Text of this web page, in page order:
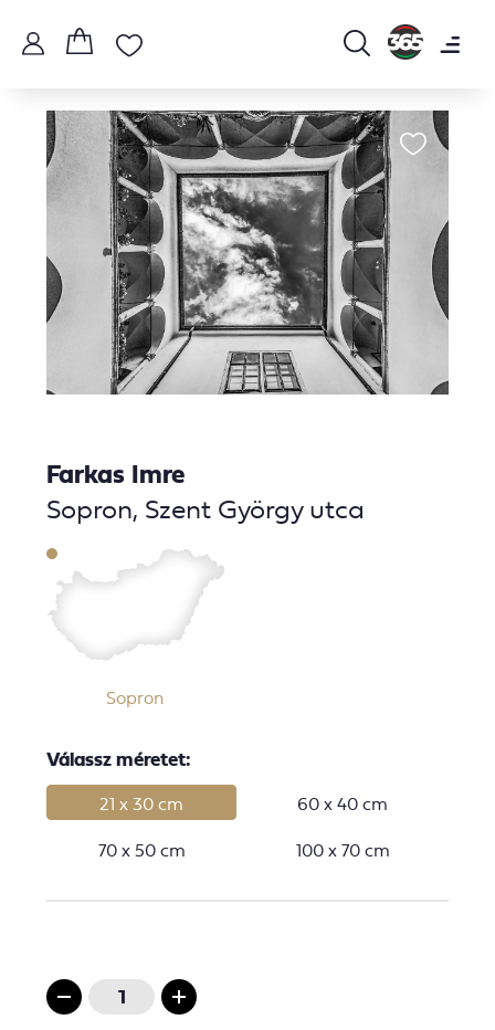
Farkas Imre
Sopron, Szent György utca
Sopron
Válassz méretet:
21 x 30 cm
60 x 40 cm
70 x 50 cm
100 x 70 cm